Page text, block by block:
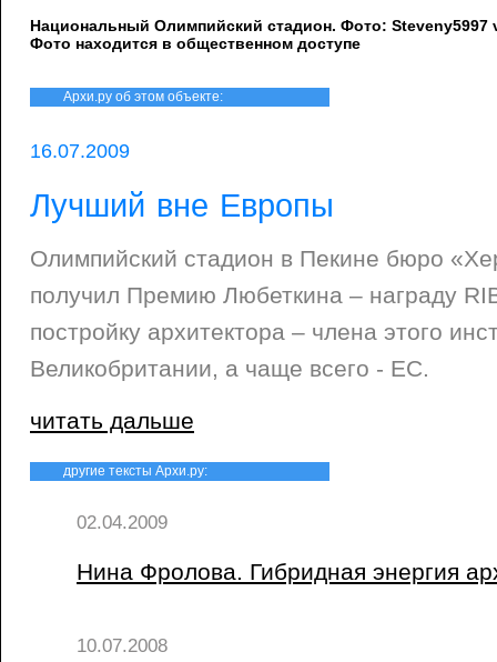
Национальный Олимпийский стадион. Фото: Steveny5997
Фото находится в общественном доступе
Архи.ру об этом объекте:
16.07.2009
Лучший вне Европы
Олимпийский стадион в Пекине бюро
получил Премию Любеткина – награду
постройку архитектора – члена этого
Великобритании, а чаще всего - ЕС.
читать дальше
другие тексты Архи.ру:
02.04.2009
Нина Фролова. Гибридная энергия
10.07.2008